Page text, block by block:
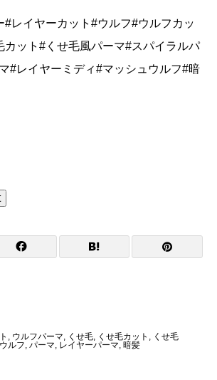
#レイヤーカット#ウルフ#ウルフカッ
カット#くせ毛風パーマ#スパイラルパ
#レイヤーミディ#マッシュウルフ#暗
, ウルフパーマ, くせ毛, くせ毛カット , くせ毛
ルフ, パーマ, レイヤーパーマ, 暗髪